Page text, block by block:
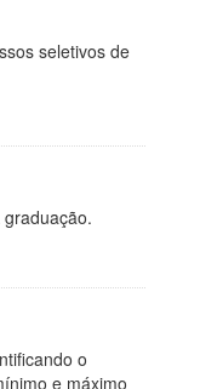
seletivos de
o
e máximo